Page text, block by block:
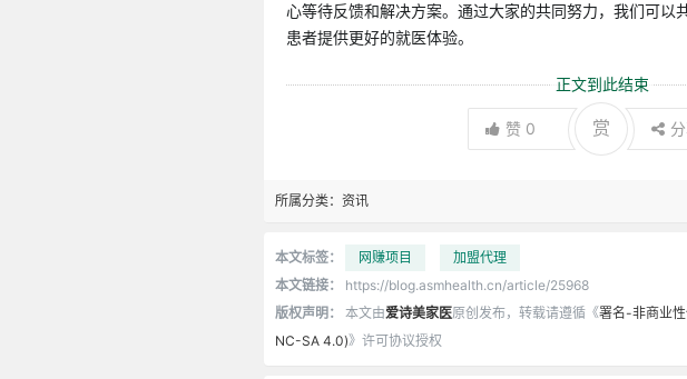
心等待反馈和解决方案。通过大家的共同努力，我们可以
患者提供更好的就医体验。
正文到此结束
赞 0 赏
所属分类： 资讯
本文标签： 网赚项目
加盟代理
本文链接：
https://blog.asmhealth.cn/article/25968
版权声明：
本文由爱诗美家医原创发布，转载请遵循《署名-非商业
NC-SA 4.0)》许可协议授权